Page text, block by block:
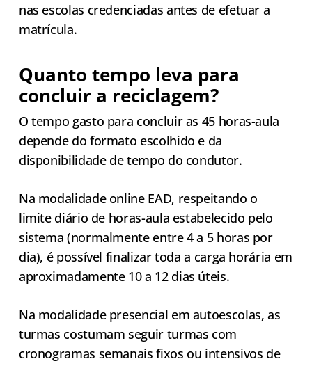
nas escolas credenciadas antes de efetuar a
matrícula.
Quanto tempo leva para
concluir a reciclagem?
O tempo gasto para concluir as 45 horas-aula
depende do formato escolhido e da
disponibilidade de tempo do condutor.
Na modalidade online EAD, respeitando o
limite diário de horas-aula estabelecido pelo
sistema (normalmente entre 4 a 5 horas por
dia), é possível finalizar toda a carga horária em
aproximadamente 10 a 12 dias úteis.
Na modalidade presencial em autoescolas, as
turmas costumam seguir turmas com
cronogramas semanais fixos ou intensivos de